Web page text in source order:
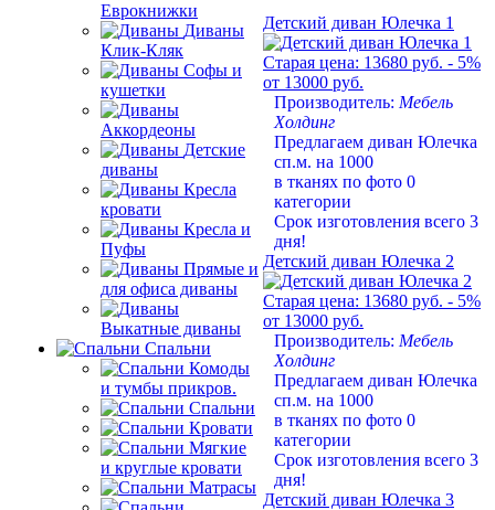
Еврокнижки
Диваны
Клик-Кляк
Софы и
кушетки
Аккордеоны
Детские
диваны
Кресла
кровати
Кресла и
Пуфы
Прямые и
для офиса диваны
Выкатные диваны
Спальни
Комоды
и тумбы прикров.
Спальни
Кровати
Мягкие
и круглые кровати
Матрасы
Детский диван Юлечка 1
Старая цена: 13680 руб. - 5%
от 13000 руб.
Производитель: Мебель
Холдинг
Предлагаем диван Юлечка
сп.м. на 1000
в тканях по фото 0
категории
Срок изготовления всего 3
дня!
Детский диван Юлечка 2
Старая цена: 13680 руб. - 5%
от 13000 руб.
Производитель: Мебель
Холдинг
Предлагаем диван Юлечка
сп.м. на 1000
в тканях по фото 0
категории
Срок изготовления всего 3
дня!
Детский диван Юлечка 3